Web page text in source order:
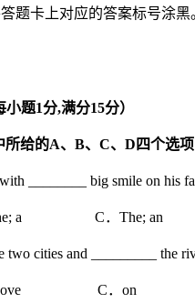
题卡上对应的答案标号涂
小题1分,满分15分）
所给的A、 B、 C、 D 四个选
________ big smile on his
a C．The; an
two cities and _________ the
C．on D